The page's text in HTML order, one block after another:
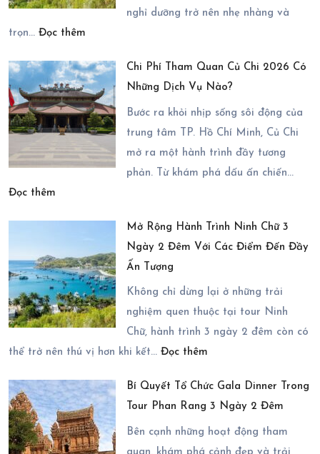
Thể
Trong
Chuyến
Du
Lịch
Ninh
Chữ
2
Đêm
nghỉ dưỡng trở nên nhẹ nhàng và
trọn… Đọc thêm
Nang
Di
Chuyển
Đến
Vĩnh
Đêm
Trọn
Gói
Chi Phí Tham Quan Củ Chi 2026 Có
Những Dịch Vụ Nào?
Bước ra khỏi nhịp sống sôi động của
trung tâm TP. Hồ Chí Minh, Củ Chi
mở ra một hành trình đầy tương
phản. Từ khám phá dấu ấn chiến…
Đọc thêm
Quan
Củ
Chi
Có
Dịch
Vụ
Nào?
Mở Rộng Hành Trình Ninh Chữ 3
Ngày 2 Đêm Với Các Điểm Đến Đầy
Ấn Tượng
Không chỉ dừng lại ở những trải
nghiệm quen thuộc tại tour Ninh
Chữ, hành trình 3 ngày 2 đêm còn có
thể trở nên thú vị hơn khi kết… Đọc thêm
Rộng
Hành
Trình
Ninh
Bí Quyết Tổ Chức Gala Dinner Trong
Tour Phan Rang 3 Ngày 2 Đêm
Bên cạnh những hoạt động tham